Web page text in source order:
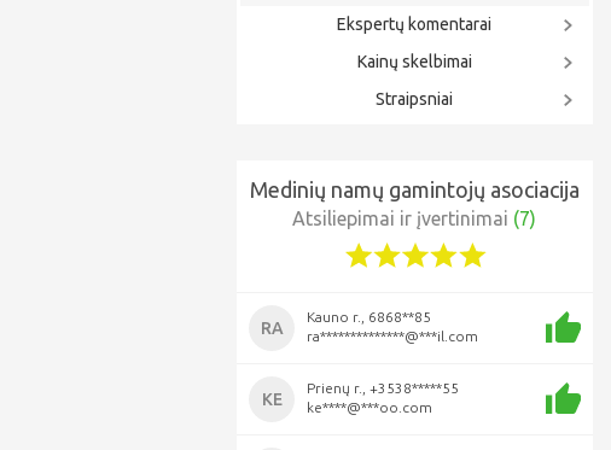
Ekspertų komentarai
Kainų skelbimai
Straipsniai
Medinių namų gamintojų asociacija
Atsiliepimai ir įvertinimai (7)
RA
Kauno r., 6868**85
ra**************@***il.com
KE
Prienų r., +3538*****55
ke****@***oo.com